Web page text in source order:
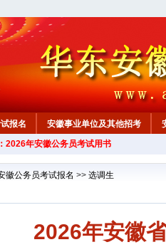
报名 安徽事业单位及其他招考
教材中心
2026年安徽公务员考试用书
徽公务员考试报名 >> 选调生
2026年安徽